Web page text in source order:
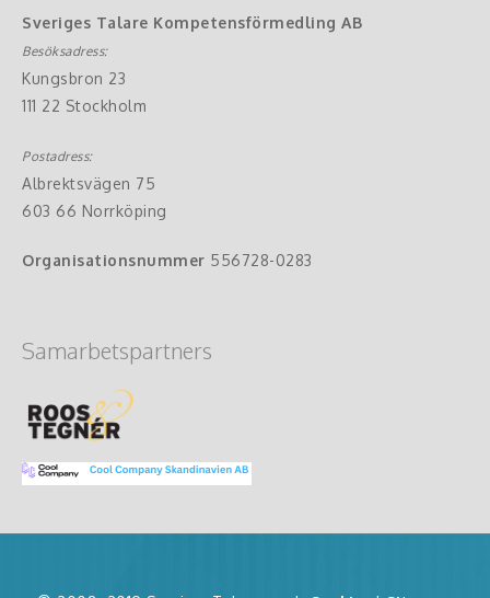
Sveriges Talare Kompetensförmedling AB
Besöksadress:
Kungsbron 23
111 22 Stockholm
Postadress:
Albrektsvägen 75
603 66 Norrköping
Organisationsnummer 556728-0283
Samarbetspartners